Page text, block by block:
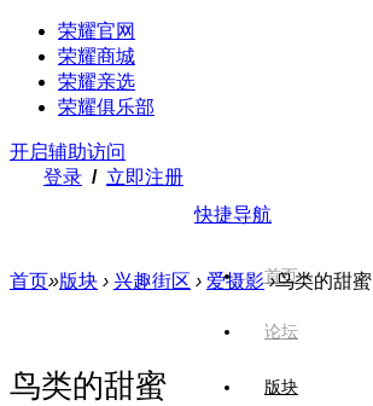
荣耀官网
荣耀商城
荣耀亲选
荣耀俱乐部
开启辅助访问
登录 / 立即注册
快捷导航
首页
论坛
版块
首页»版块 › 兴趣街区 › 爱摄影 ›鸟类的甜蜜
鸟类的甜蜜